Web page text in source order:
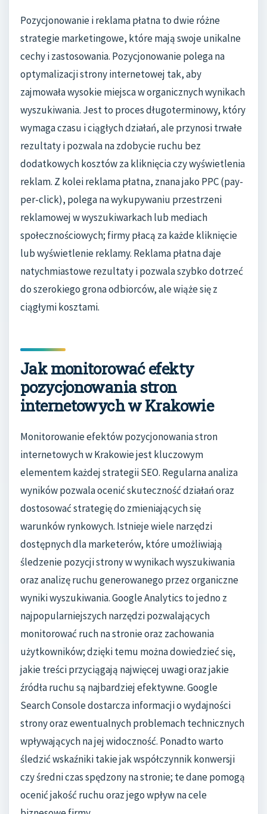
Pozycjonowanie i reklama płatna to dwie różne
strategie marketingowe, które mają swoje unikalne
cechy i zastosowania. Pozycjonowanie polega na
optymalizacji strony internetowej tak, aby
zajmowała wysokie miejsca w organicznych wynikach
wyszukiwania. Jest to proces długoterminowy, który
wymaga czasu i ciągłych działań, ale przynosi trwałe
rezultaty i pozwala na zdobycie ruchu bez
dodatkowych kosztów za kliknięcia czy wyświetlenia
reklam. Z kolei reklama płatna, znana jako PPC (pay-
per-click), polega na wykupywaniu przestrzeni
reklamowej w wyszukiwarkach lub mediach
społecznościowych; firmy płacą za każde kliknięcie
lub wyświetlenie reklamy. Reklama płatna daje
natychmiastowe rezultaty i pozwala szybko dotrzeć
do szerokiego grona odbiorców, ale wiąże się z
ciągłymi kosztami.
Jak monitorować efekty
pozycjonowania stron
internetowych w Krakowie
Monitorowanie efektów pozycjonowania stron
internetowych w Krakowie jest kluczowym
elementem każdej strategii SEO. Regularna analiza
wyników pozwala ocenić skuteczność działań oraz
dostosować strategię do zmieniających się
warunków rynkowych. Istnieje wiele narzędzi
dostępnych dla marketerów, które umożliwiają
śledzenie pozycji strony w wynikach wyszukiwania
oraz analizę ruchu generowanego przez organiczne
wyniki wyszukiwania. Google Analytics to jedno z
najpopularniejszych narzędzi pozwalających
monitorować ruch na stronie oraz zachowania
użytkowników; dzięki temu można dowiedzieć się,
jakie treści przyciągają najwięcej uwagi oraz jakie
źródła ruchu są najbardziej efektywne. Google
Search Console dostarcza informacji o wydajności
strony oraz ewentualnych problemach technicznych
wpływających na jej widoczność. Ponadto warto
śledzić wskaźniki takie jak współczynnik konwersji
czy średni czas spędzony na stronie; te dane pomogą
ocenić jakość ruchu oraz jego wpływ na cele